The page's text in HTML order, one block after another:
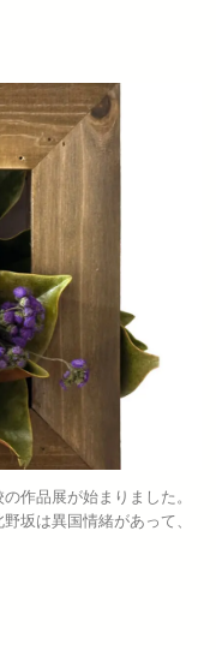
作品展が始まりました。
坂は異国情緒があって、